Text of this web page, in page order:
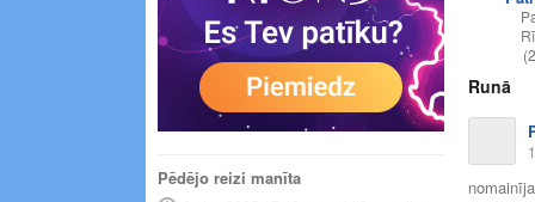
Pēdējo reizi manīta
Runā